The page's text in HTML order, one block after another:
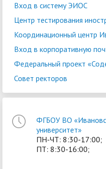
Вход в систему ЭИОС
Центр тестирования
Координационный центр
Вход в корпоративную
Федеральный проект
Совет ректоров
ФГБОУ ВО
университет»
ПН-ЧТ: 8:30-17:00;
ПТ: 8:30-16:00;